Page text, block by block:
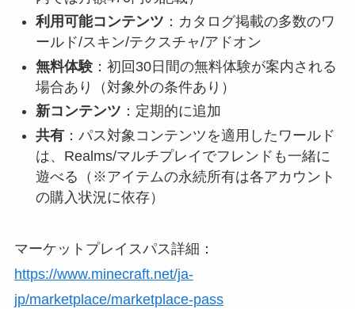
利用可能コンテンツ ：カタログ掲載の多数のワ
ールド/スキン/テクスチャ/アドオン
無料体験：初回30日間の無料体験が案内される
場合あり（対象外の条件あり）
新コンテンツ ：定期的に追加
共有：パス対象コンテンツを適用したワールド
は、Realms/マルチプレイでフレンドも一緒に
遊べる（※アイテムの永続所有は各アカウント
の購入状況に依存）
マーケットプレイスパス詳細：
https://www.minecraft.net/ja-
jp/marketplace/marketplace-pass